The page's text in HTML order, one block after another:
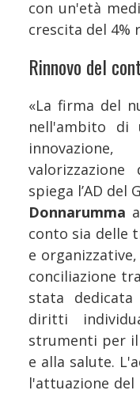
con un'età
crescita del 4%
Rinnovo del
«La firma del
nell'ambito di
spiega l’AD del
Donnarumma
conto sia delle
e
conciliazione
stata
diritti
strumenti per
e alla salute.
l'attuazione del